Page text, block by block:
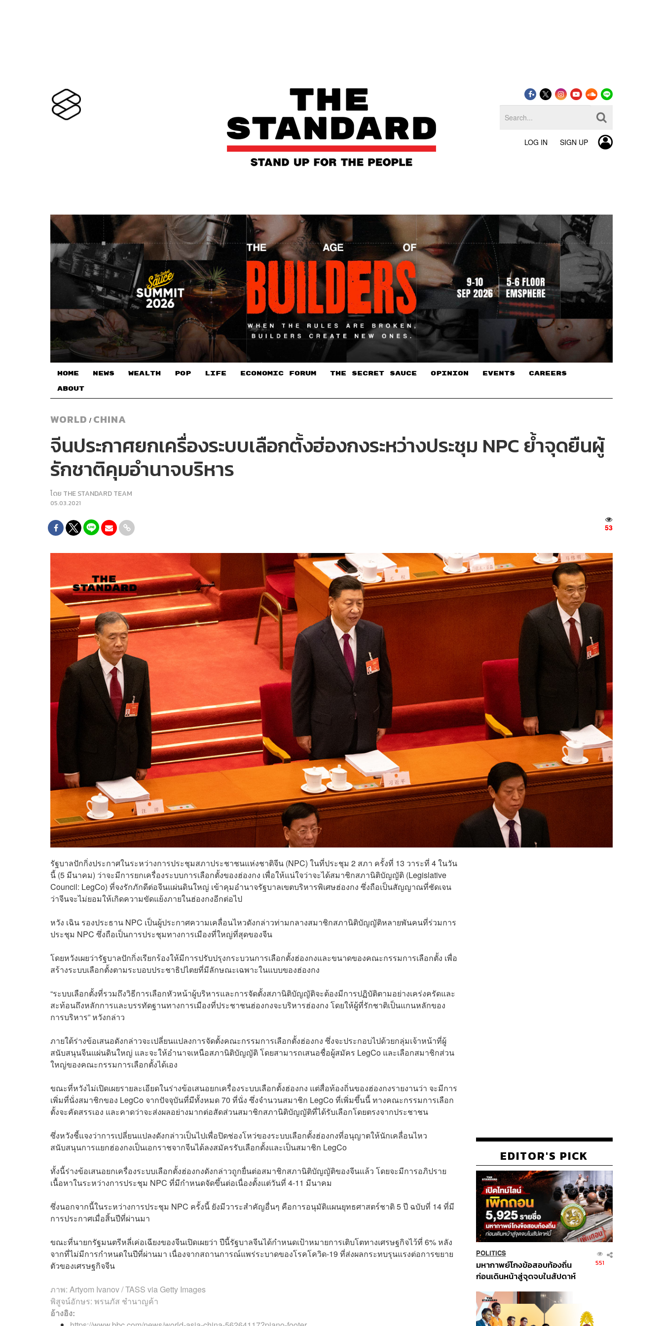
LOG IN SIGN UP
HOME NEWS WEALTH POP LIFE ECONOMIC FORUM THE SECRET SAUCE​ OPINION EVENTS CAREERS
ABOUT
WORLD / CHINA
จีนประกาศยกเครื่องระบบเลือกตั้งฮ่องกงระหว่างประชุม NPC ย้ำจุดยืนผู้
รักชาติคุมอำนาจบริหาร
โดย THE STANDARD TEAM
05.03.2021
53
รัฐบาลปักกิ่งประกาศในระหว่างการประชุมสภาประชาชนแห่งชาติจีน (NPC) ในที่ประชุม 2 สภา ครั้งที่ 13 วาระที่ 4 ในวัน
นี้ (5 มีนาคม) ว่าจะมีการยกเครื่องระบบการเลือกตั้งของฮ่องกง เพื่อให้แน่ใจว่าจะได้สมาชิกสภานิติบัญญัติ (Legislative
Council: LegCo) ที่จงรักภักดีต่อจีนแผ่นดินใหญ่ เข้าคุมอำนาจรัฐบาลเขตบริหารพิเศษฮ่องกง ซึ่งถือเป็นสัญญาณที่ชัดเจน
ว่าจีนจะไม่ยอมให้เกิดความขัดแย้งภายในฮ่องกงอีกต่อไป
หวัง เฉิน รองประธาน NPC เป็นผู้ประกาศความเคลื่อนไหวดังกล่าวท่ามกลางสมาชิกสภานิติบัญญัติหลายพันคนที่ร่วมการ
ประชุม NPC ซึ่งถือเป็นการประชุมทางการเมืองที่ใหญ่ที่สุดของจีน
โดยหวังเผยว่ารัฐบาลปักกิ่งเรียกร้องให้มีการปรับปรุงกระบวนการเลือกตั้งฮ่องกงและขนาดของคณะกรรมการเลือกตั้ง เพื่อ
สร้างระบบเลือกตั้งตามระบอบประชาธิปไตยที่มีลักษณะเฉพาะในแบบของฮ่องกง
“ระบบเลือกตั้งที่รวมถึงวิธีการเลือกหัวหน้าผู้บริหารและการจัดตั้งสภานิติบัญญัติจะต้องมีการปฏิบัติตามอย่างเคร่งครัดและ
สะท้อนถึงหลักการและบรรทัดฐานทางการเมืองที่ประชาชนฮ่องกงจะบริหารฮ่องกง โดยให้ผู้ที่รักชาติเป็นแกนหลักของ
การบริหาร” หวังกล่าว
ภายใต้ร่างข้อเสนอดังกล่าวจะเปลี่ยนแปลงการจัดตั้งคณะกรรมการเลือกตั้งฮ่องกง ซึ่งจะประกอบไปด้วยกลุ่มเจ้าหน้าที่ผู้
สนับสนุนจีนแผ่นดินใหญ่ และจะให้อำนาจเหนือสภานิติบัญญัติ โดยสามารถเสนอชื่อผู้สมัคร LegCo และเลือกสมาชิกส่วน
ใหญ่ของคณะกรรมการเลือกตั้งได้เอง
ขณะที่หวังไม่เปิดเผยรายละเอียดในร่างข้อเสนอยกเครื่องระบบเลือกตั้งฮ่องกง แต่สื่อท้องถิ่นของฮ่องกงรายงานว่า จะมีการ
เพิ่มที่นั่งสมาชิกของ LegCo จากปัจจุบันที่มีทั้งหมด 70 ที่นั่ง ซึ่งจำนวนสมาชิก LegCo ที่เพิ่มขึ้นนี้ ทางคณะกรรมการเลือก
ตั้งจะคัดสรรเอง และคาดว่าจะส่งผลอย่างมากต่อสัดส่วนสมาชิกสภานิติบัญญัติที่ได้รับเลือกโดยตรงจากประชาชน
ซึ่งหวังชี้แจงว่าการเปลี่ยนแปลงดังกล่าวเป็นไปเพื่อปิดช่องโหว่ของระบบเลือกตั้งฮ่องกงที่อนุญาตให้นักเคลื่อนไหว
สนับสนุนการแยกฮ่องกงเป็นเอกราชจากจีนได้ลงสมัครรับเลือกตั้งและเป็นสมาชิก LegCo
ทั้งนี้ร่างข้อเสนอยกเครื่องระบบเลือกตั้งฮ่องกงดังกล่าวถูกยื่นต่อสมาชิกสภานิติบัญญัติของจีนแล้ว โดยจะมีการอภิปราย
เนื้อหาในระหว่างการประชุม NPC ที่มีกำหนดจัดขึ้นต่อเนื่องตั้งแต่วันที่ 4-11 มีนาคม
ซึ่งนอกจากนี้ในระหว่างการประชุม NPC ครั้งนี้ ยังมีวาระสำคัญอื่นๆ คือการอนุมัติแผนยุทธศาสตร์ชาติ 5 ปี ฉบับที่ 14 ที่มี
การประกาศเมื่อสิ้นปีที่ผ่านมา
ขณะที่นายกรัฐมนตรีหลี่เค่อเฉียงของจีนเปิดเผยว่า ปีนี้รัฐบาลจีนได้กำหนดเป้าหมายการเติบโตทางเศรษฐกิจไว้ที่ 6% หลัง
จากที่ไม่มีการกำหนดในปีที่ผ่านมา เนื่องจากสถานการณ์แพร่ระบาดของโรคโควิด-19 ที่ส่งผลกระทบรุนแรงต่อการขยาย
ตัวของเศรษฐกิจจีน
ภาพ: Artyom Ivanov / TASS via Getty Images
พิสูจน์อักษร: พรนภัส ชำนาญค้า
อ้างอิง:
EDITOR'S PICK
POLITICS
มหากาพย์โกงข้อสอบท้องถิ่น
ก่อนเดินหน้าสู่จุดจบในสัปดาห์
551